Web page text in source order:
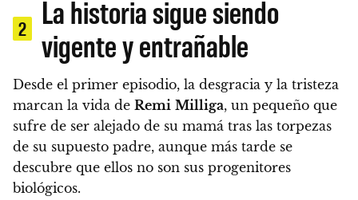
2
La historia sigue siendo
vigente y entrañable
Desde el primer episodio, la desgracia y la tristeza
marcan la vida de Remi Milliga, un pequeño que
sufre de ser alejado de su mamá tras las torpezas
de su supuesto padre, aunque más tarde se
descubre que ellos no son sus progenitores
biológicos.